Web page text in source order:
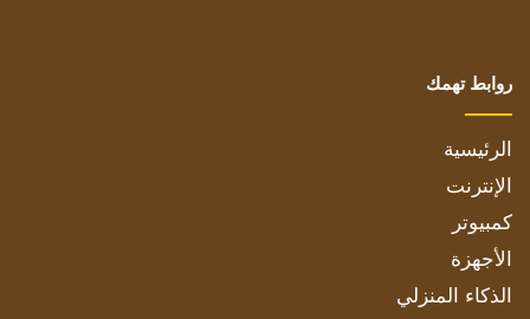
روابط تهمك
الرئيسية
الإنترنت
كمبيوتر
الأجهزة
الذكاء المنزلي